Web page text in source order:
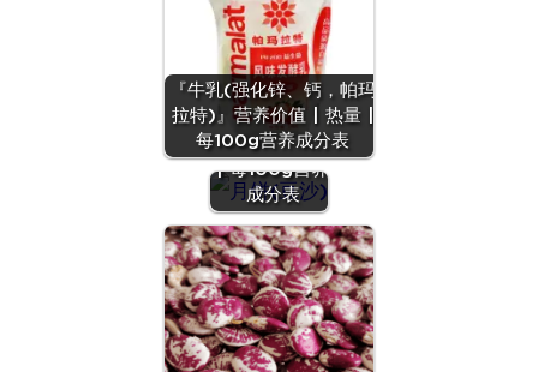
『牛乳(强化锌、钙，帕玛
拉特)』营养价值 | 热量 |
每100g营养成分表
『月饼(豆
沙)』营养价值
| 每100g营养
成分表